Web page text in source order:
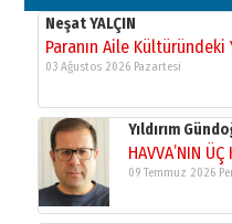
Neşat YALÇIN
Paranın Aile Kültüründeki
03 Ağustos 2026 Pazartesi
Yıldırım
HAVVA’NIN ÜÇ
09 Temmuz 2026